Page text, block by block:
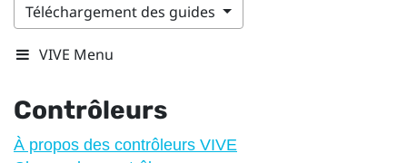
Téléchargement des guides
VIVE Menu
Contrôleurs
À propos des contrôleurs VIVE